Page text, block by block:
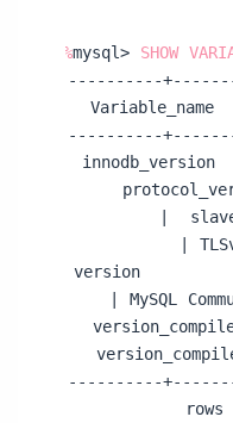
mysql> SHOW